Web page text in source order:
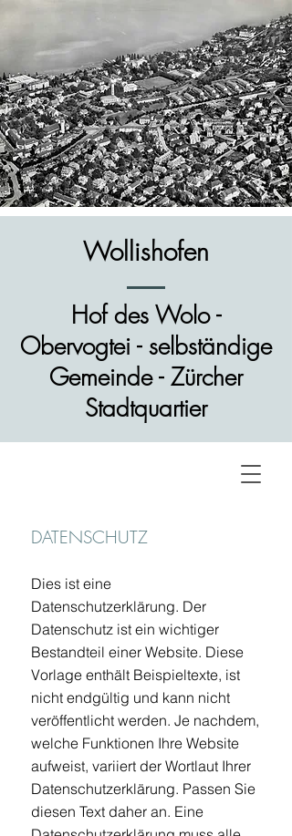
Wollishofen
Hof des Wolo -
Obervogtei - selbständige
Gemeinde - Zürcher
Stadtquartier
DATENSCHUTZ
Dies ist eine
Datenschutzerklärung. Der
Datenschutz ist ein wichtiger
Bestandteil einer Website. Diese
Vorlage enthält Beispieltexte, ist
nicht endgültig und kann nicht
veröffentlicht werden. Je nachdem,
welche Funktionen Ihre Website
aufweist, variiert der Wortlaut Ihrer
Datenschutzerklärung. Passen Sie
diesen Text daher an. Eine